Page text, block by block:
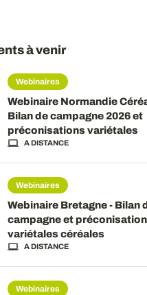
à venir
Webinaires
Webinaire Normandie
Bilan de campagne 2026 et
préconisations variétales
A DISTANCE
Webinaires
Webinaire Bretagne - Bilan
campagne et
variétales céréales
A DISTANCE
Webinaires